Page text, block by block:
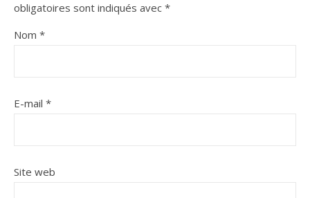
obligatoires sont indiqués avec *
Nom *
E-mail *
Site web